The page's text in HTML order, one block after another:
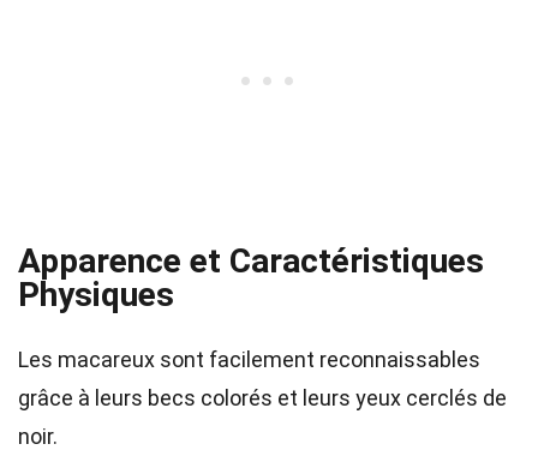
Apparence et Caractéristiques
Physiques
Les macareux sont facilement reconnaissables
grâce à leurs becs colorés et leurs yeux cerclés de
noir.